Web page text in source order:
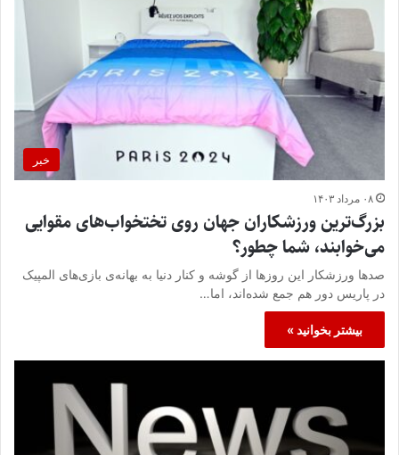
خبر
۰۸ مرداد ۱۴۰۳
بزرگ‌ترین ورزشکاران جهان روی تختخواب‌های مقوایی
می‌خوابند، شما چطور؟
صدها ورزشکار این روزها از گوشه و کنار دنیا به بهانه‌ی بازی‌های المپیک
در پاریس دور هم جمع شده‌اند، اما…
بیشتر بخوانید »